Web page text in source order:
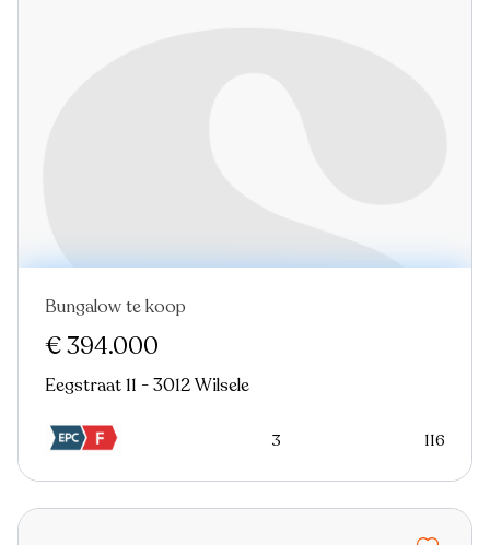
Nieuw
Bungalow te koop
€ 394.000
Eegstraat 11 - 3012 Wilsele
3 116